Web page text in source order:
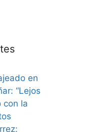
en
“Lejos
con la